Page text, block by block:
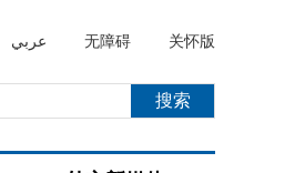
عربي 无障碍 关怀版